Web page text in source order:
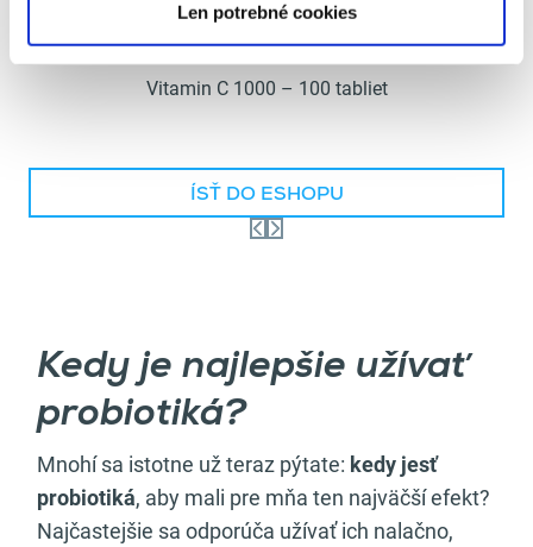
Len potrebné cookies
Vitamin C 1000 – 100 tabliet
ÍSŤ DO ESHOPU
Kedy je najlepšie užívať
probiotiká?
Mnohí sa istotne už teraz pýtate: kedy jesť
probiotiká, aby mali pre mňa ten najväčší efekt?
Najčastejšie sa odporúča užívať ich nalačno,